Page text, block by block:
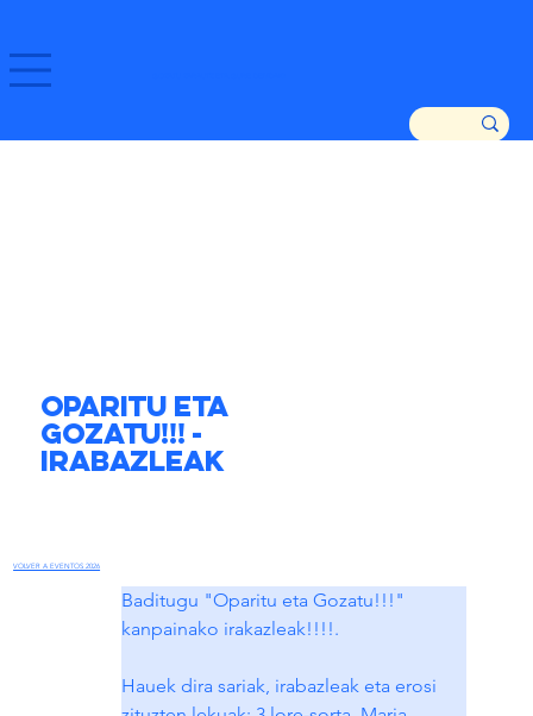
Oparitu eta
Gozatu!!! -
Irabazleak
VOLVER A EVENTOS 2026
Baditugu "Oparitu eta Gozatu!!!"
kanpainako irakazleak!!!!.
Hauek dira sariak, irabazleak eta erosi